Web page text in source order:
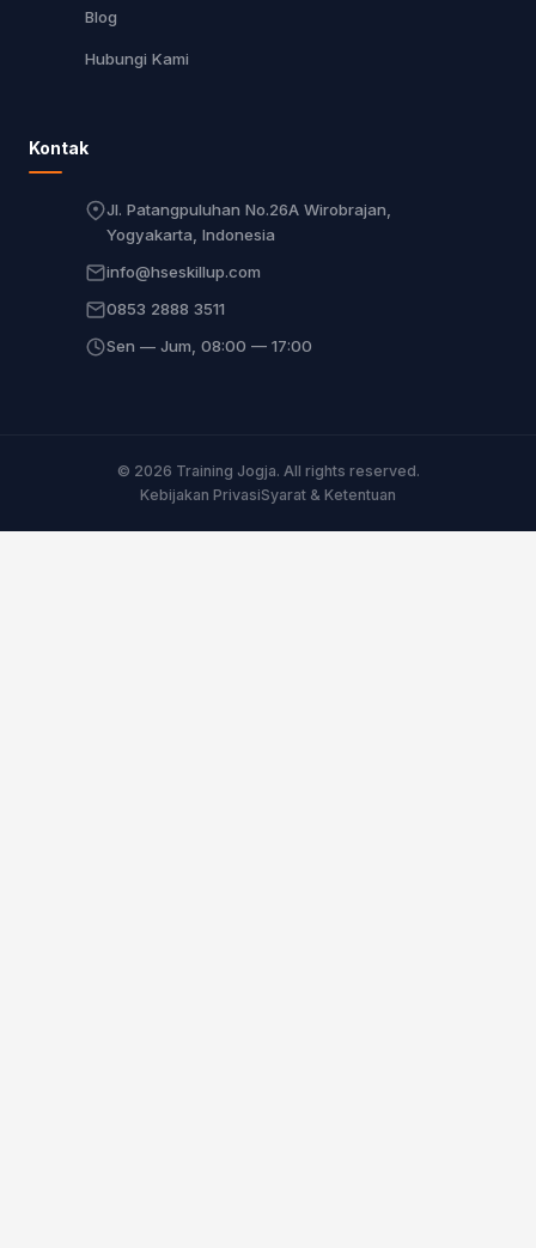
Blog
Hubungi Kami
Kontak
Jl. Patangpuluhan No.26A Wirobrajan,
Yogyakarta, Indonesia
info@hseskillup.com
0853 2888 3511
Sen — Jum, 08:00 — 17:00
© 2026 Training Jogja. All rights reserved.
Kebijakan PrivasiSyarat & Ketentuan